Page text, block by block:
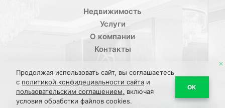
Недвижимость
Услуги
О компании
Контакты
Политика конфиденциальности/Пользовательское
соглашение/ПДН Соглашение/Обратная связь Соглашение
Продолжая использовать сайт, вы соглашаетесь
с политикой конфидециальности сайта и
пользовательским соглашением, включая
условия обработки файлов cookies.
ОК